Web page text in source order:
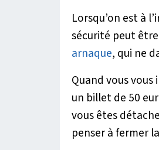
Lorsqu’on est à
sécurité peut
arnaque, qui ne
Quand vous
un billet de 50
vous êtes
penser à fermer